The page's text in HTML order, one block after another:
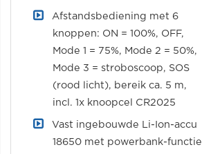
Afstandsbediening met 6
knoppen: ON = 100%, OFF,
Mode 1 = 75%, Mode 2 = 50%,
Mode 3 = stroboscoop, SOS
(rood licht), bereik ca. 5 m,
incl. 1x knoopcel CR2025
Vast ingebouwde Li-Ion-accu
18650 met powerbank-functie